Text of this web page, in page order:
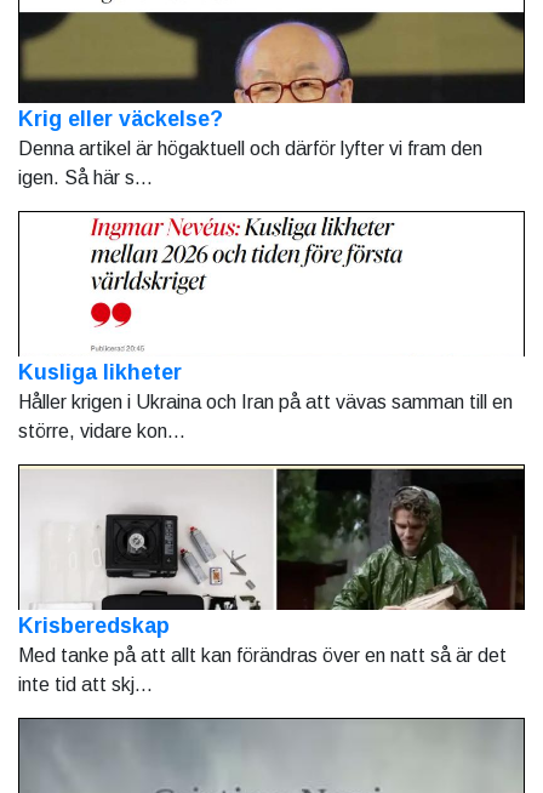
Krig eller väckelse?
Denna artikel är högaktuell och därför lyfter vi fram den
igen. Så här s...
Kusliga likheter
Håller krigen i Ukraina och Iran på att vävas samman till en
större, vidare kon...
Krisberedskap
Med tanke på att allt kan förändras över en natt så är det
inte tid att skj...